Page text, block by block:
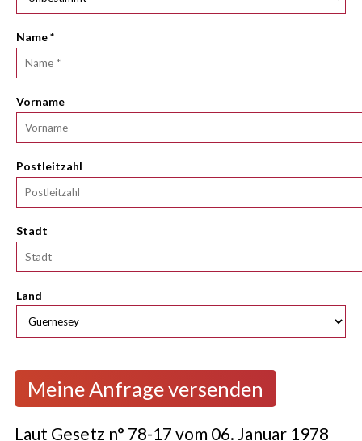
Name*
Vorname
Postleitzahl
Stadt
Land
Laut Gesetz n° 78-17 vom 06. Januar 1978